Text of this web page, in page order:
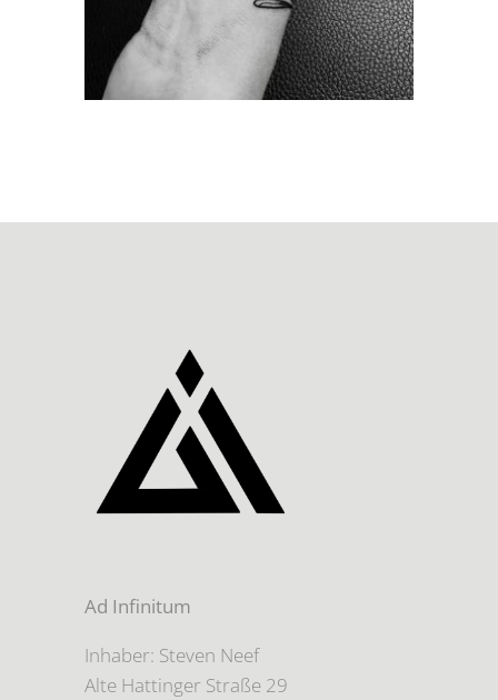
Ad Infinitum
Inhaber: Steven Neef
Alte Hattinger Straße 29